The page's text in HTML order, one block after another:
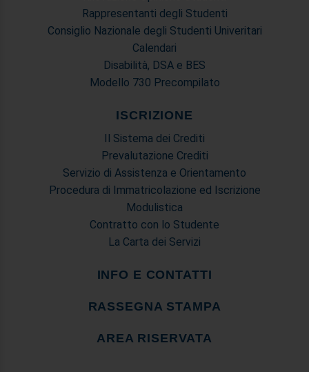
Rappresentanti degli Studenti
Consiglio Nazionale degli Studenti Univeritari
Calendari
Disabilità, DSA e BES
Modello 730 Precompilato
ISCRIZIONE
Il Sistema dei Crediti
Prevalutazione Crediti
Servizio di Assistenza e Orientamento
Procedura di Immatricolazione ed Iscrizione
Modulistica
Contratto con lo Studente
La Carta dei Servizi
INFO E CONTATTI
RASSEGNA STAMPA
AREA RISERVATA